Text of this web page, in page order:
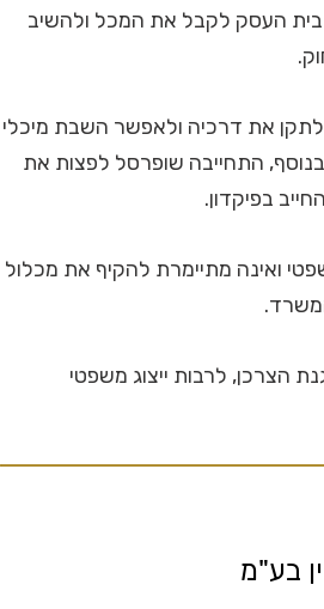
בית העסק לקבל את המכל ולהשיב
את דרכיה ולאפשר השבת מיכלי
התחייבה שופרסל לפצות את
ואינה מתיימרת להקיף את מכלול
הצרכן, לרבות ייצוג משפטי
בע"מ